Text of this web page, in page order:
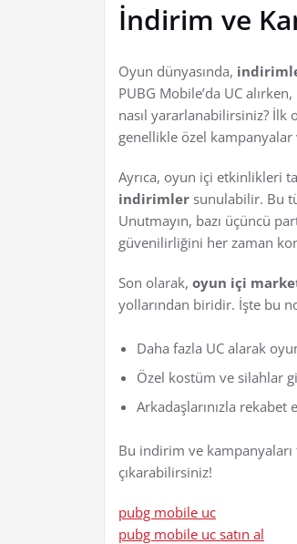
İndirim ve
Oyun dünyasında,
PUBG Mobile’da UC
nasıl yararlanabilirsiniz? İlk
genellikle özel
Ayrıca, oyun içi etkinlikleri
indirimler sunulabilir. Bu
Unutmayın, bazı üçüncü
güvenilirliğini her zaman
Son olarak, oyun içi
yollarından biridir. İşte bu
Daha fazla UC alarak
Özel kostüm ve silahlar
Arkadaşlarınızla
Bu indirim ve kampanyaları
çıkarabilirsiniz!
pubg mobile uc
pubg mobile uc satın al